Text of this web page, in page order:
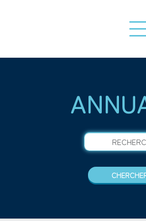
RECHERCHE